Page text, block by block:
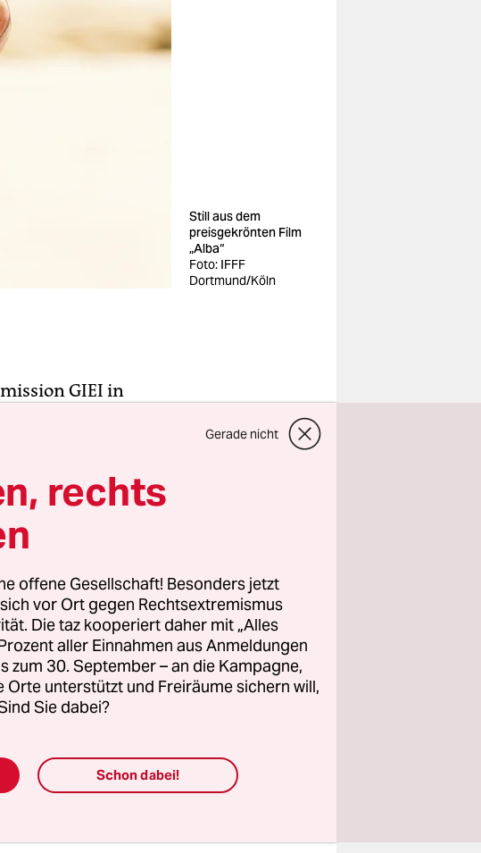
Still aus dem
preisgekrönten Film
„Alba“
Foto: IFFF
Dortmund/Köln
GIEI in
und in ihrem
eine
Dieser
der
anderen über
Gerade nicht
rechts
offene Gesellschaft! Besonders jetzt
vor Ort gegen Rechtsextremismus
Die taz kooperiert daher mit „Alles
aller Einnahmen aus Anmeldungen
zum 30. September – an die Kampagne,
Orte unterstützt und Freiräume sichern will,
Sie dabei?
Schon dabei!